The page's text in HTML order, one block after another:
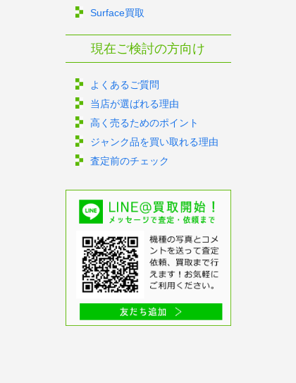
Surface買取
現在ご検討の方向け
よくあるご質問
当店が選ばれる理由
高く売るためのポイント
ジャンク品を買い取れる理由
査定前のチェック